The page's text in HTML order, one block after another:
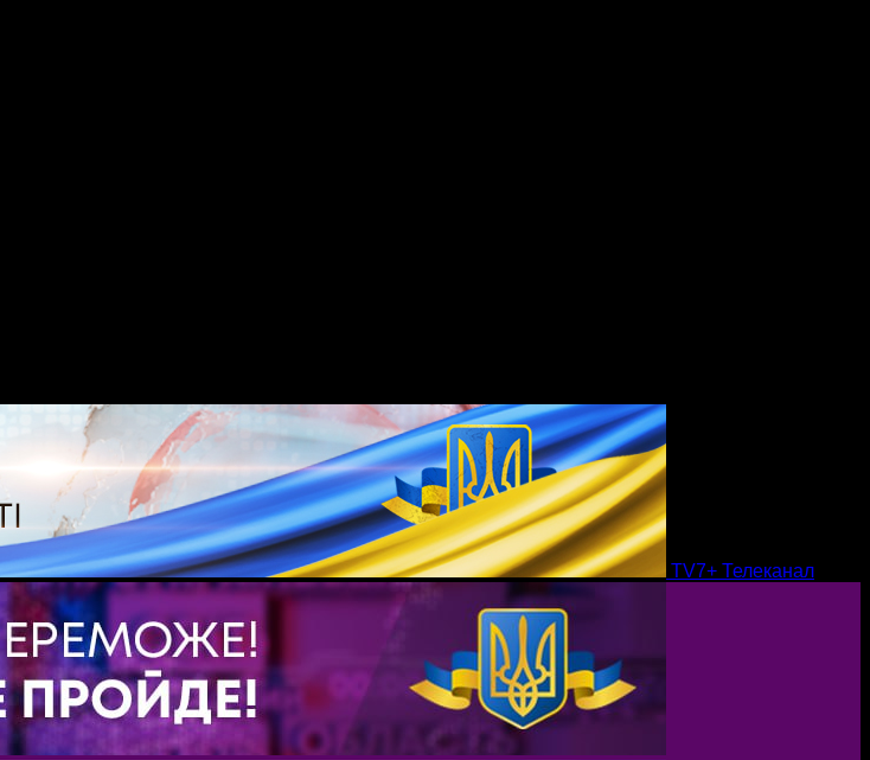
TV7+ Телеканал